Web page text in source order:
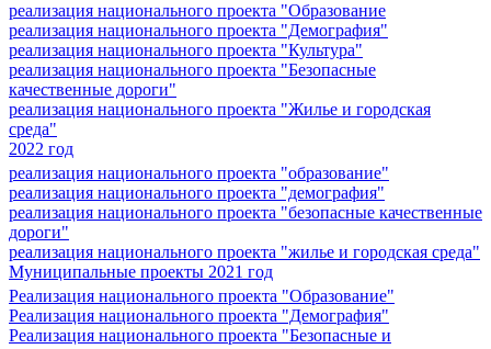
реализация национального проекта "Образование
реализация национального проекта "Демография"
реализация национального проекта "Культура"
реализация национального проекта "Безопасные
качественные дороги"
реализация национального проекта "Жилье и городская
среда"
2022 год
реализация национального проекта "образование"
реализация национального проекта "демография"
реализация национального проекта "безопасные качественные
дороги"
реализация национального проекта "жилье и городская среда"
Муниципальные проекты 2021 год
Реализация национального проекта "Образование"
Реализация национального проекта "Демография"
Реализация национального проекта "Безопасные и